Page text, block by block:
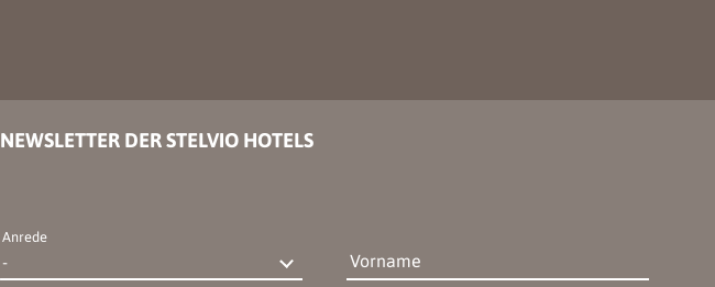
NEWSLETTER DER STELVIO HOTELS
Anrede
Vorname